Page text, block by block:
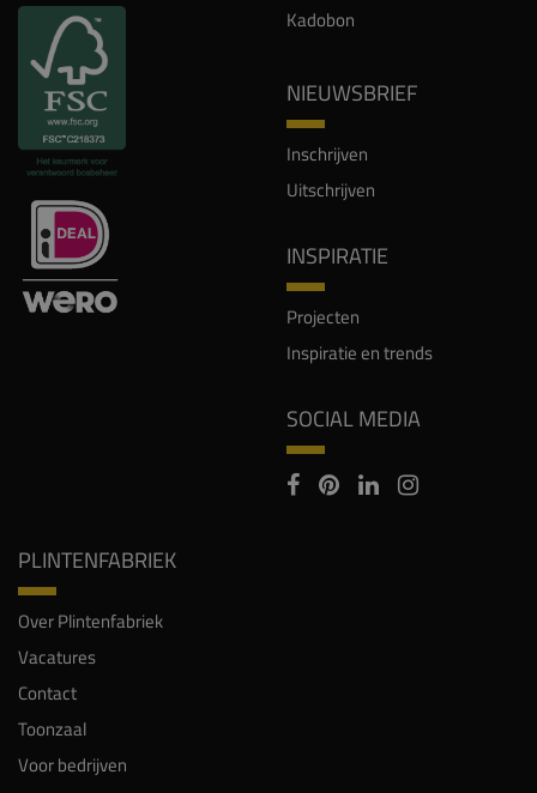
Kadobon
NIEUWSBRIEF
Inschrijven
Uitschrijven
INSPIRATIE
Projecten
Inspiratie en trends
SOCIAL MEDIA
PLINTENFABRIEK
Over Plintenfabriek
Vacatures
Contact
Toonzaal
Voor bedrijven